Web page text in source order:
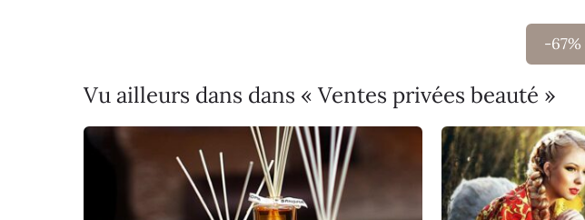
-
Vu ailleurs dans dans « Ventes privées beauté »